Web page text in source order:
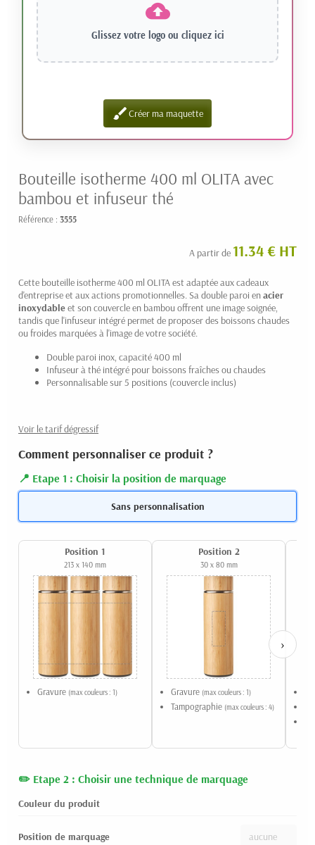
Glissez votre logo ou cliquez ici
brushCréer ma maquette
Bouteille isotherme 400 ml OLITA avec
bambou et infuseur thé
Référence : 3555
A partir de 11.34 € HT
Cette bouteille isotherme 400 ml OLITA est adaptée aux cadeaux
d'entreprise et aux actions promotionnelles. Sa double paroi enacier
inoxydableet son couvercle en bambou offrent une image soignée,
tandis que l'infuseur intégré permet de proposer des boissons chaudes
ou froides marquées à l'image de votre société.
Double paroi inox, capacité 400 ml
Infuseur à thé intégré pour boissons fraîches ou chaudes
Personnalisable sur 5 positions (couvercle inclus)
Voir le tarif dégressif
Comment personnaliser ce produit ?
Etape 1 : Choisir la position de marquage
Sans personnalisation
Position 1
213 x 140 mm
Gravure (max couleurs : 1)
Position 2
30 x 80 mm
Gravure (max couleurs : 1)
Tampographie (max couleurs : 4)
›
Etape 2 : Choisir une technique de marquage
Couleur du produit
Position de marquage